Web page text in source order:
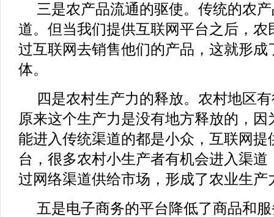
三是农产品流通的驱使。传统的农
道。但当我们提供互联网平台之后，农
过互联网去销售他们的产品，这就形成
体。
四是农村生产力的释放。农村地区
原来这个生产力是没有地方释放的，
能进入传统渠道的都是小众，互联网提
台，很多农村小生产者有机会进入渠
过网络渠道供给市场，形成了农业生产
五是电子商务的平台降低了商品和